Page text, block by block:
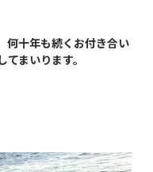
何十年も続くお付き合い
まいります。